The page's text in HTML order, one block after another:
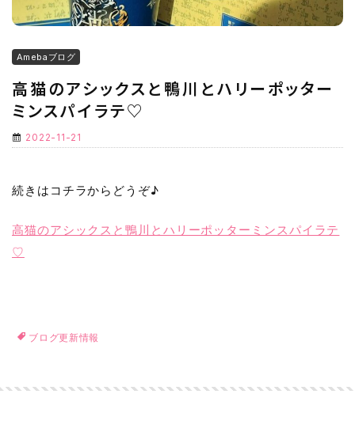
Amebaブログ
高猫のアシックスと鴨川とハリーポッター
ミンスパイラテ♡
2022-11-21
続きはコチラからどうぞ♪
高猫のアシックスと鴨川とハリーポッターミンスパイラテ
♡
ブログ更新情報